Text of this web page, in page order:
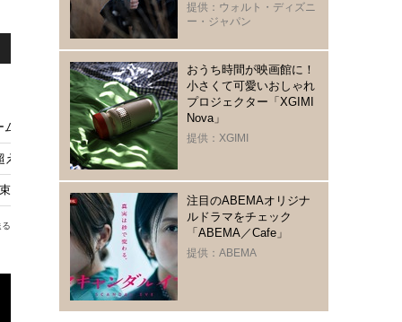
、「エメラルドシティへの招待状」のような三つ折り財布も登場
特典映像収録 7月8日リリース決定
』
提供：ウォルト・ディズニ
ー・ジャパン
おうち時間が映画館に！
小さくて可愛いおしゃれ
プロジェクター「XGIMI
Nova」
提供：XGIMI
注目のABEMAオリジナ
ルドラマをチェック
「ABEMA／Cafe」
提供：ABEMA